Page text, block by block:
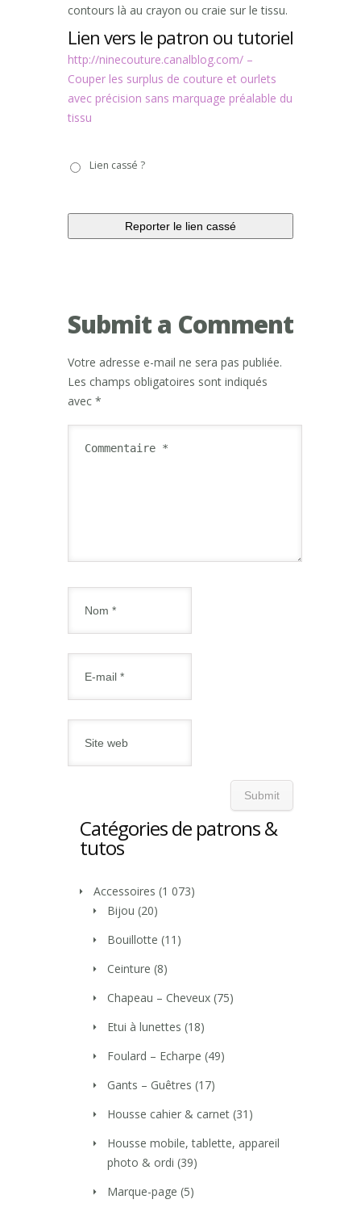
contours là au crayon ou craie sur le tissu.
Lien vers le patron ou tutoriel
http://ninecouture.canalblog.com/ –
Couper les surplus de couture et ourlets
avec précision sans marquage préalable du
tissu
casséLien cassé ?
Submit a Comment
Votre adresse e-mail ne sera pas publiée.
Les champs obligatoires sont indiqués
avec *
Catégories de patrons &
tutos
Accessoires (1 073)
Bijou (20)
Bouillotte (11)
Ceinture (8)
Chapeau – Cheveux (75)
Etui à lunettes (18)
Foulard – Echarpe (49)
Gants – Guêtres (17)
Housse cahier & carnet (31)
Housse mobile, tablette, appareil
photo & ordi (39)
Marque-page (5)